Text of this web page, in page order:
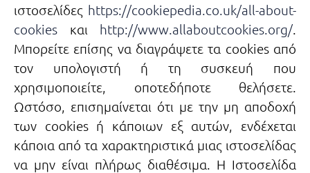
ιστοσελίδες https://cookiepedia.co.uk/all-about-
cookies και http://www.allaboutcookies.org/.
Μπορείτε επίσης να διαγράψετε τα cookies από
τον υπολογιστή ή τη συσκευή που
χρησιμοποιείτε, οποτεδήποτε θελήσετε.
Ωστόσο, επισημαίνεται ότι με την μη αποδοχή
των cookies ή κάποιων εξ αυτών, ενδέχεται
κάποια από τα χαρακτηριστικά μιας ιστοσελίδας
να μην είναι πλήρως διαθέσιμα. Η Ιστοσελίδα